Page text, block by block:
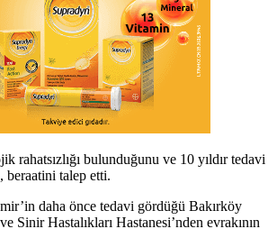
rahatsızlığı bulunduğunu ve 10 yıldır tedavi
beraatini talep etti.
daha önce tedavi gördüğü Bakırköy
Sinir Hastalıkları Hastanesi’nden evrakının